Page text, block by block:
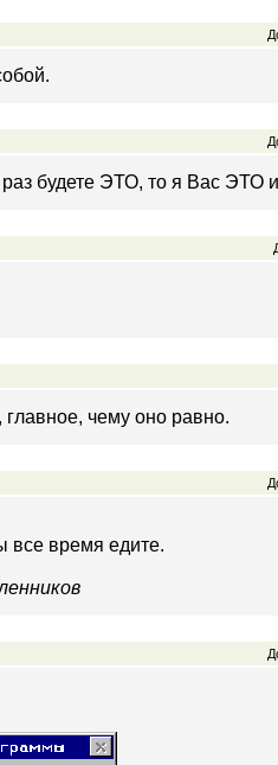
будете ЭТО, то я Вас ЭТО и
главное, чему оно равно.
все время едите.